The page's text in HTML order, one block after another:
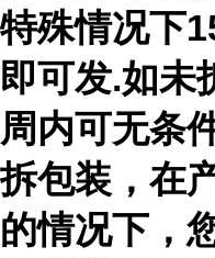
特殊情况下
即可发.如未
周内可无条
拆包装，在
的情况下，